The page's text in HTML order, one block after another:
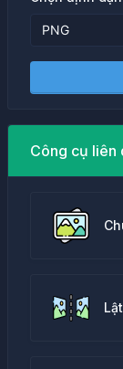
Công cụ liên